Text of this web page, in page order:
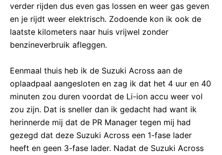
verder rijden dus even gas lossen en weer gas geven
en je rijdt weer elektrisch. Zodoende kon ik ook de
laatste kilometers naar huis vrijwel zonder
benzineverbruik afleggen.
Eenmaal thuis heb ik de Suzuki Across aan de
oplaadpaal aangesloten en zag ik dat het 4 uur en 40
minuten zou duren voordat de Li-ion accu weer vol
zou zijn. Dat is sneller dan ik gedacht had want ik
herinnerde mij dat de PR Manager tegen mij had
gezegd dat deze Suzuki Across een 1-fase lader
heeft en geen 3-fase lader. Nadat de Suzuki Across